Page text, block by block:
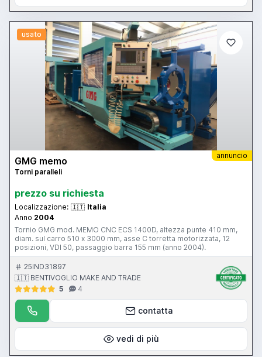
usato
annuncio
GMG memo
Torni paralleli
prezzo su richiesta
Localizzazione: 🇮🇹 Italia
Anno 2004
Tornio GMG mod. MEMO CNC ECS 1400D, altezza punte 410 mm,
diam. sul carro 510 x 3000 mm, asse C torretta motorizzata, 12
posizioni, VDI 50, passaggio barra 155 mm (anno 2004).
25IND31897
🇮🇹 BENTIVOGLIO MAKE AND TRADE
5
4
contatta
vedi di più